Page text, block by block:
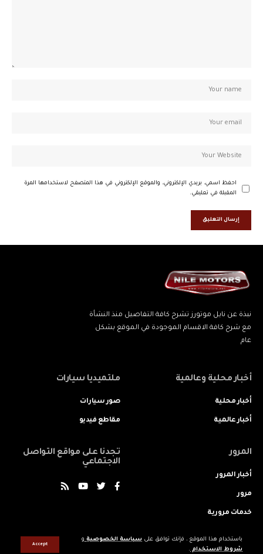
باستخدام هذا الموقع ، فإنك توافق على سياسة الخصوصية و
شروط الاستخدام .
Accept
احفظ اسمي، بريدي الإلكتروني، والموقع الإلكتروني في هذا المتصفح لاستخدامها المرة
المقبلة في تعليقي.
نبذة عن نايل موتورز تشرح كافة التفاصيل منذ النشأة
مع شرح كافة الاقسام الموجودة في الموقع بشكل
عام
أخبار محلية وعالمية
أخبار محلية
أخبار عالمية
ملتميديا سيارات
صور سيارات
مقاطع فيديو
المرور
أخبار المرور
مرور
خدمات مرورية
تجدنا على مواقع التواصل
الاجتماعي